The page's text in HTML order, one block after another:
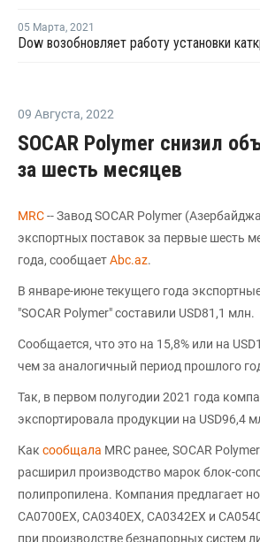
05 Марта, 2021
Dow возобновляет работу установки
09 Августа, 2022
SOCAR Polymer снизил
за шесть месяцев
MRC-- Завод SOCAR Polymer
экспортных поставок за первые шесть
года, сообщаетAbc.az.
В январе-июне текущего года
"SOCAR Polymer" составили USD81,1 млн.
Сообщается, что это на 15,8% или на
чем за аналогичный период прошлого
Так, в первом полугодии 2021 года
экспортировала продукции на USD96,4
Как сообщала MRC ранее, SOCAR
расширил производство марок блок-
полипропилена. Компания предлагает
CA0700EX, CA0340EX, CA0342EX и
при производстве безнапорных систем